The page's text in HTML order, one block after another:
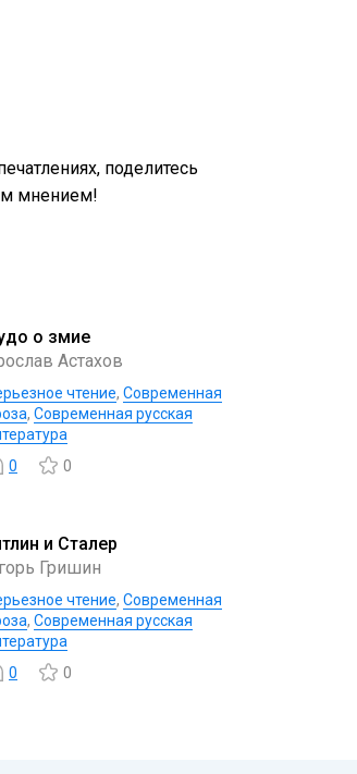
поделитесь
мнением!
о змие
Астахов
чтение, Современная
, Современная русская
0
0
и Сталер
Гришин
чтение, Современная
, Современная русская
0
0